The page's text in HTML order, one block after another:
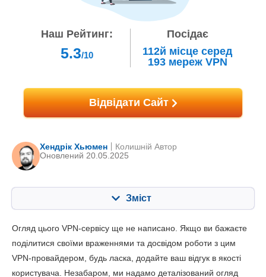
Наш Рейтинг:
5.3/10
Посідає
112й місце серед
193мереж VPN
Відвідати Сайт
Хендрік Хьюмен
Оновлений 20.05.2025
Колишній Автор
Зміст
Ключові характеристики 4.3
Встановлення та додатки 6.0
Огляд цього VPN-сервісу ще не написано. Якщо ви бажаєте
поділитися своїми враженнями та досвідом роботи з цим
VPN-провайдером, будь ласка, додайте ваш відгук в якості
користувача. Незабаром, ми надамо деталізований огляд